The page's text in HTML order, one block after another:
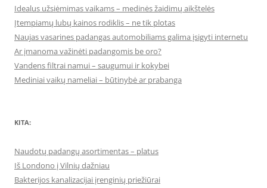
Idealus užsiėmimas vaikams – medinės žaidimų aikštelės
Įtempiamų lubų kainos rodiklis – ne tik plotas
Naujas vasarines padangas automobiliams galima įsigyti internetu
Ar įmanoma važinėti padangomis be oro?
Vandens filtrai namui – saugumui ir kokybei
Mediniai vaikų nameliai – būtinybė ar prabanga
KITA:
Naudotų padangų asortimentas – platus
Iš Londono į Vilnių dažniau
Bakterijos kanalizacijai įrenginių priežiūrai